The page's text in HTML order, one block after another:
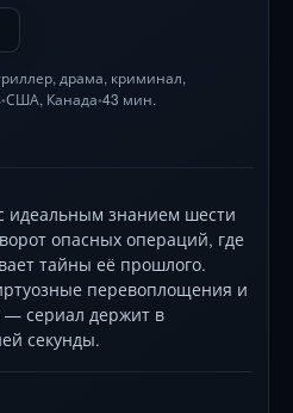
, драма, криминал,
•США, Канада•43 мин.
идеальным знанием шести
опасных операций, где
тайны её прошлого.
перевоплощения и
— сериал держит в
секунды.